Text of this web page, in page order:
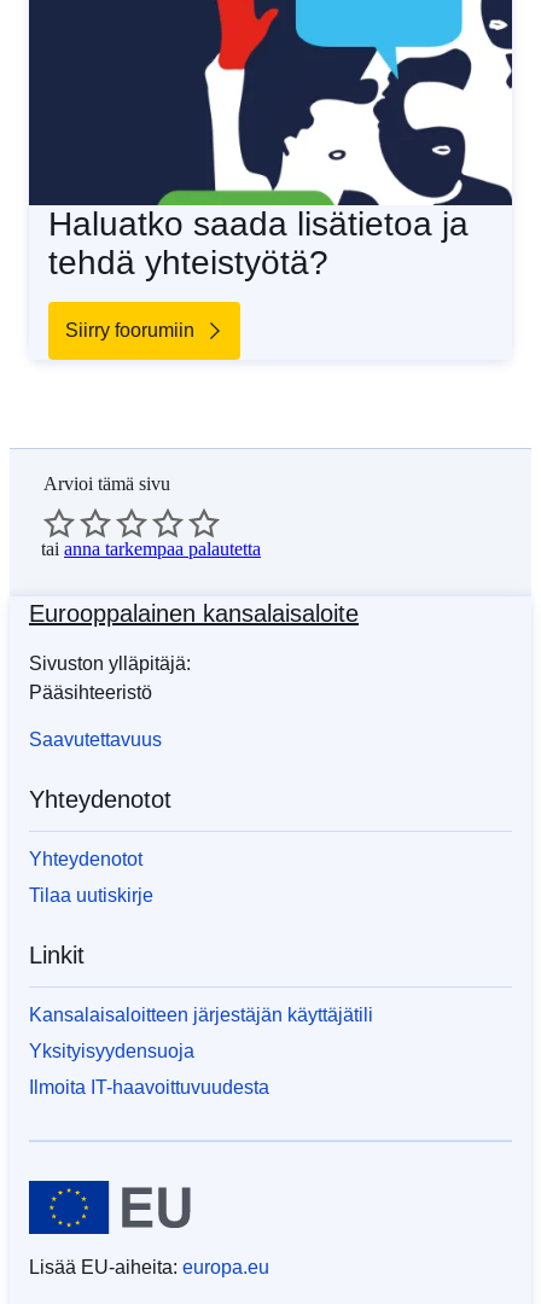
Haluatko saada lisätietoa ja
tehdä yhteistyötä?
Siirry foorumiin
Arvioi tämä sivu
tai anna tarkempaa palautetta
Eurooppalainen kansalaisaloite
Sivuston ylläpitäjä:
Pääsihteeristö
Saavutettavuus
Yhteydenotot
Yhteydenotot
Tilaa uutiskirje
Linkit
Kansalaisaloitteen järjestäjän käyttäjätili
Yksityisyydensuoja
Ilmoita IT-haavoittuvuudesta
Lisää EU-aiheita: europa.eu